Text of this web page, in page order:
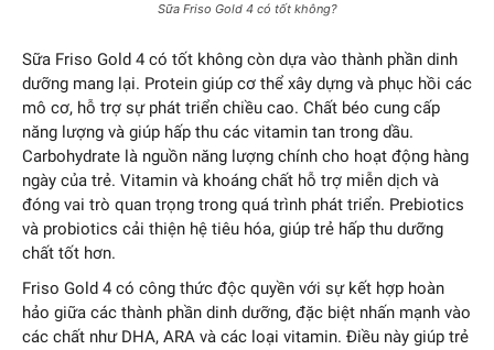
Sữa Friso Gold 4 có tốt không?
Sữa Friso Gold 4 có tốt không còn dựa vào thành phần dinh
dưỡng mang lại. Protein giúp cơ thể xây dựng và phục hồi các
mô cơ, hỗ trợ sự phát triển chiều cao. Chất béo cung cấp
năng lượng và giúp hấp thu các vitamin tan trong dầu.
Carbohydrate là nguồn năng lượng chính cho hoạt động hàng
ngày của trẻ. Vitamin và khoáng chất hỗ trợ miễn dịch và
đóng vai trò quan trọng trong quá trình phát triển. Prebiotics
và probiotics cải thiện hệ tiêu hóa, giúp trẻ hấp thu dưỡng
chất tốt hơn.
Friso Gold 4 có công thức độc quyền với sự kết hợp hoàn
hảo giữa các thành phần dinh dưỡng, đặc biệt nhấn mạnh vào
các chất như DHA, ARA và các loại vitamin. Điều này giúp trẻ